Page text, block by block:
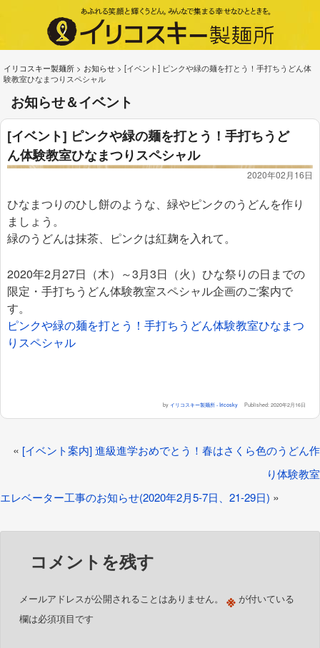
イリコスキー製麺所 > お知らせ > [イベント] ピンクや緑の麺を打とう！手打ちうどん体
験教室ひなまつりスペシャル
お知らせ＆イベント
[イベント] ピンクや緑の麺を打とう！手打ちうど
ん体験教室ひなまつりスペシャル
2020年02月16日
ひなまつりのひし餅のような、緑やピンクのうどんを作り
ましょう。
緑のうどんは抹茶、ピンクは紅麹を入れて。
2020年2月27日（木）～3月3日（火）ひな祭りの日までの
限定・手打ちうどん体験教室スペシャル企画のご案内で
す。
ピンクや緑の麺を打とう！手打ちうどん体験教室ひなまつ
りスペシャル
by イリコスキー製麺所 - Iricosky Published:2020年2月16日
« [イベント案内] 進級進学おめでとう！春はさくら色のうどん作
り体験教室
エレベーター工事のお知らせ(2020年2月5-7日、21-29日) »
コメントを残す
メールアドレスが公開されることはありません。 ※ が付いている
欄は必須項目です